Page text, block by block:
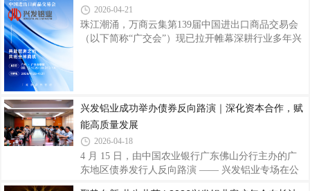
交流氛围热烈，来自世界各地的采购商与合作伙伴纷
纷驻足观摩、深入咨询产品性能与应用方案，围绕技
术优势、市场合作等展开高效对接，充分展现全球市
2026-04-21
珠江潮涌，万商云集第139届中国进出口商品交易会
（以下简称“广交会”）现已拉开帷幕深耕行业多年兴
服务体系，提升品牌国际影响力，以开放姿态链接全
球资源智造赋能·提质增效年产能超100万吨，配备百
余条先进生产线拥有国家企业技术中心与国家认可实
验室以智能制造保障高效生产与稳定品质品质为基·
权威认证通过ISO9001等多项权威体系认证拥
兴发铝业成功举办债券反向路演｜深化资本合作，赋
能高质量发展
2026-04-18
4 月 15 日，由中国农业银行广东佛山分行主办的广
东地区债券发行人反向路演 —— 兴发铝业专场在公